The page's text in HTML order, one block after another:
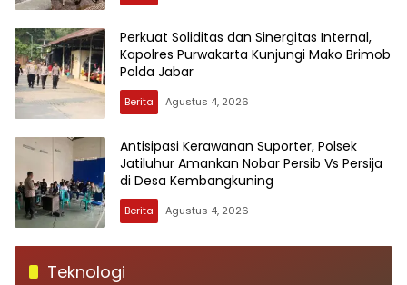
Perkuat Soliditas dan Sinergitas Internal,
Kapolres Purwakarta Kunjungi Mako Brimob
Polda Jabar
Berita Agustus 4, 2026
Antisipasi Kerawanan Suporter, Polsek
Jatiluhur Amankan Nobar Persib Vs Persija
di Desa Kembangkuning
Berita Agustus 4, 2026
Teknologi